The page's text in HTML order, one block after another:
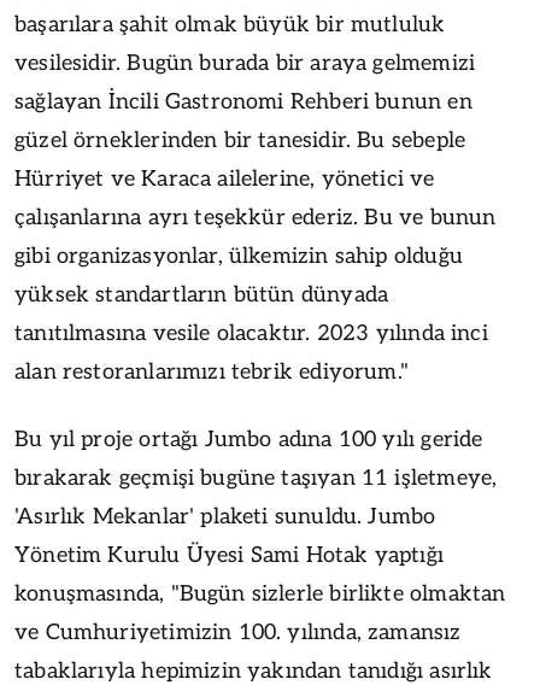
başarılara şahit olmak büyük bir mutluluk
vesilesidir. Bugün burada bir araya gelmemizi
sağlayan İncili Gastronomi Rehberi bunun en
güzel örneklerinden bir tanesidir. Bu sebeple
Hürriyet ve Karaca ailelerine, yönetici ve
çalışanlarına ayrı teşekkür ederiz. Bu ve bunun
gibi organizasyonlar, ülkemizin sahip olduğu
yüksek standartların bütün dünyada
tanıtılmasına vesile olacaktır. 2023 yılında inci
alan restoranlarımızı tebrik ediyorum."
Bu yıl proje ortağı Jumbo adına 100 yılı geride
bırakarak geçmişi bugüne taşıyan 11 işletmeye,
'Asırlık Mekanlar' plaketi sunuldu. Jumbo
Yönetim Kurulu Üyesi Sami Hotak yaptığı
konuşmasında, "Bugün sizlerle birlikte olmaktan
ve Cumhuriyetimizin 100. yılında, zamansız
tabaklarıyla hepimizin yakından tanıdığı asırlık